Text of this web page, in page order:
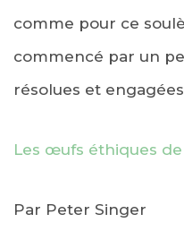
comme pour ce
commencé par un
résolues et
Les œufs éthiques de
Par Peter Singer